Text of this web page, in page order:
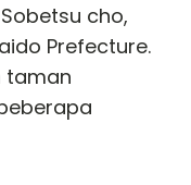
cho,
Prefecture.
taman